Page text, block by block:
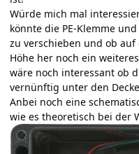
Würde mich mal
könnte die PE-Klemme
zu verschieben und ob auf
Höhe her noch ein
wäre noch interessant ob
vernünftig unter den
Anbei noch eine
wie es theoretisch bei der